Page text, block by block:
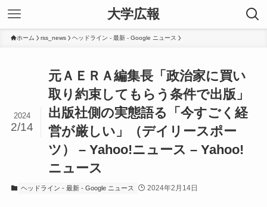
大学広報
ホーム rss_news ヘッドライン - 最新 - Google ニュース
元ＡＥＲＡ編集長「政治家に買い
取り約束してもらう条件で出版」
出版社側の実態語る「今すごく経
営が厳しい」（デイリースポー
ツ） – Yahoo!ニュース – Yahoo!
ニュース
2024
2/14
ヘッドライン - 最新 - Google ニュース 2024年2月14日